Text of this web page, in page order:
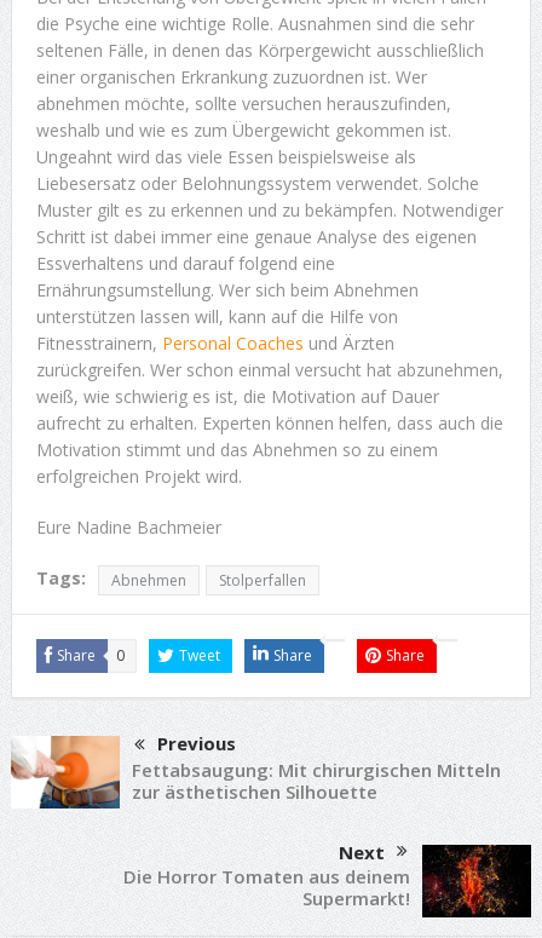
die Psyche eine wichtige Rolle. Ausnahmen sind die sehr
seltenen Fälle, in denen das Körpergewicht ausschließlich
einer organischen Erkrankung zuzuordnen ist. Wer
abnehmen möchte, sollte versuchen herauszufinden,
weshalb und wie es zum Übergewicht gekommen ist.
Ungeahnt wird das viele Essen beispielsweise als
Liebesersatz oder Belohnungssystem verwendet. Solche
Muster gilt es zu erkennen und zu bekämpfen. Notwendiger
Schritt ist dabei immer eine genaue Analyse des eigenen
Essverhaltens und darauf folgend eine
Ernährungsumstellung. Wer sich beim Abnehmen
unterstützen lassen will, kann auf die Hilfe von
Fitnesstrainern, Personal Coaches und Ärzten
zurückgreifen. Wer schon einmal versucht hat abzunehmen,
weiß, wie schwierig es ist, die Motivation auf Dauer
aufrecht zu erhalten. Experten können helfen, dass auch die
Motivation stimmt und das Abnehmen so zu einem
erfolgreichen Projekt wird.
Eure Nadine Bachmeier
Tags: Abnehmen Stolperfallen
Share 0 Tweet Share Share
Previous
Fettabsaugung: Mit chirurgischen Mitteln
zur ästhetischen Silhouette
Next
Die Horror Tomaten aus deinem
Supermarkt!